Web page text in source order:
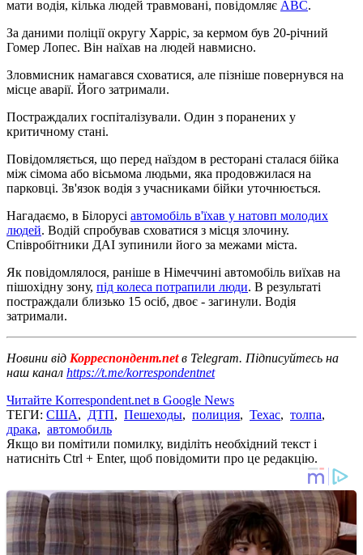
мати водія, кілька людей травмовані, повідомляє ABC.
За даними поліції округу Харріс, за кермом був 20-річний
Гомер Лопес. Він наїхав на людей навмисно.
Зловмисник намагався сховатися, але пізніше повернувся на
місце аварії. Його затримали.
Постраждалих госпіталізували. Один з поранених у
критичному стані.
Повідомляється, що перед наїздом в ресторані сталася бійка
між сімома або вісьмома людьми, яка продовжилася на
парковці. Зв'язок водія з учасниками бійки уточнюється.
Нагадаємо, в Білорусі автомобіль в'їхав у натовп молодих
людей. Водій спробував сховатися з місця злочину.
Співробітники ДАІ зупинили його за межами міста.
Як повідомлялося, раніше в Німеччині автомобіль виїхав на
пішохідну зону, під колеса потрапили люди. В результаті
постраждали близько 15 осіб, двоє - загинули. Водія
затримали.
Новини від Корреспондент.netв Telegram. Підписуйтесь на
наш канал https://t.me/korrespondentnet
Читайте Korrespondent.net в Google News
ТЕГИ: США, ДТП, Пешеходы, полиция, Техас, толпа,
драка, автомобиль
Якщо ви помітили помилку, виділіть необхідний текст і
натисніть Ctrl + Enter, щоб повідомити про це редакцію.